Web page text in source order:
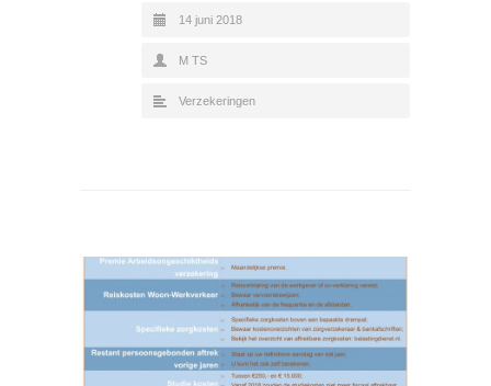
14 juni 2018
M TS
Verzekeringen